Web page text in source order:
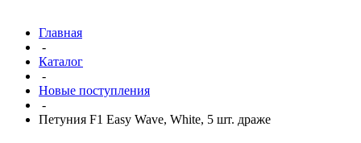
Главная
-
Каталог
-
Новые поступления
-
Петуния F1 Easy Wave, White, 5 шт. драже